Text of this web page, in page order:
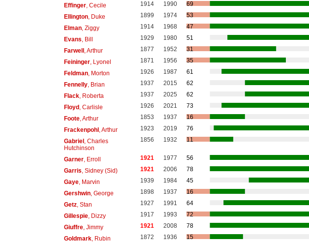
Effinger, Cecile 1914 1990
69
Ellington, Duke 1899 1974
53
Elman, Ziggy 1914 1968
47
Evans , Bill 1929 1980
51
Farwell, Arthur 1877 1952
31
Feininger, Lyonel 1871 1956
35
Feldman, Morton 1926 1987
61
Fennelly, Brian 1937 2015
62
Flack, Roberta 1937 2025
62
Floyd, Carlisle 1926 2021
73
Foote, Arthur 1853 1937
16
Frackenpohl, Arthur 1923 2019
76
Gabriel, Charles
Hutchinson
1856 1932 11
Garner, Erroll 1921 1977
56
Garris , Sidney (Sid) 1921 2006
78
Gaye, Marvin 1939 1984
45
Gershwin, George 1898 1937
16
Getz, Stan 1927 1991
64
Gillespie, Dizzy 1917 1993
72
Giuffre, Jimmy 1921 2008
78
Goldmark, Rubin 1872 1936
15